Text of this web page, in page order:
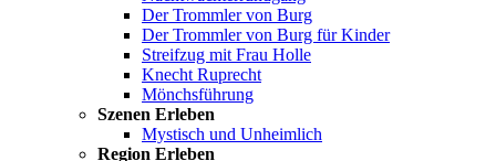
Der Trommler von Burg
Der Trommler von Burg für Kinder
Streifzug mit Frau Holle
Knecht Ruprecht
Mönchsführung
Szenen Erleben
Mystisch und Unheimlich
Region Erleben